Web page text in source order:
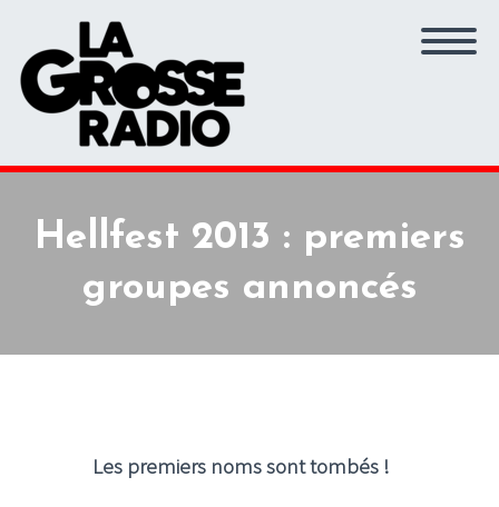
Hellfest 2013 : premiers
groupes annoncés
Les premiers noms sont tombés !